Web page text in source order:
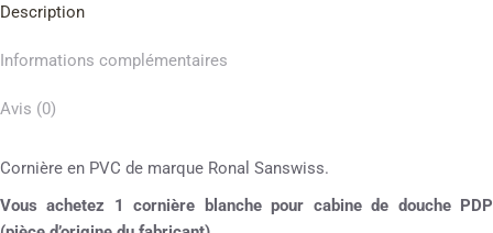
Description
Informations complémentaires
Avis (0)
Cornière en PVC de marque Ronal Sanswiss.
Vous achetez 1 cornière blanche pour cabine de douche PDP